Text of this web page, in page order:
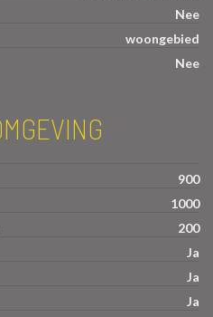
Nee
woongebied
Nee
900
1000
200
Ja
Ja
Ja